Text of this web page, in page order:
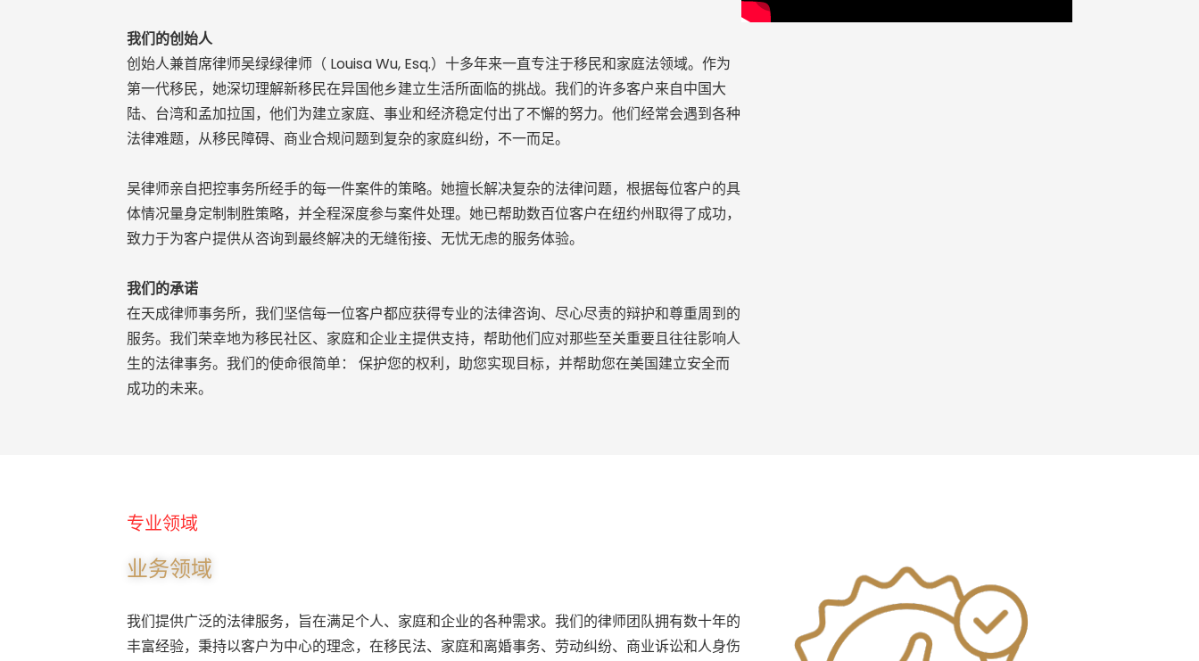
我们的创始人
创始人兼首席律师吴绿绿律师（ Louisa Wu, Esq.）十多年来一直专注于移民和家庭法领域。作为
第一代移民，她深切理解新移民在异国他乡建立生活所面临的挑战。我们的许多客户来自中国大
陆、台湾和孟加拉国，他们为建立家庭、事业和经济稳定付出了不懈的努力。他们经常会遇到各种
法律难题，从移民障碍、商业合规问题到复杂的家庭纠纷，不一而足。
吴律师亲自把控事务所经手的每一件案件的策略。她擅长解决复杂的法律问题，根据每位客户的具
体情况量身定制制胜策略，并全程深度参与案件处理。她已帮助数百位客户在纽约州取得了成功，
致力于为客户提供从咨询到最终解决的无缝衔接、无忧无虑的服务体验。
我们的承诺
在天成律师事务所，我们坚信每一位客户都应获得专业的法律咨询、尽心尽责的辩护和尊重周到的
服务。我们荣幸地为移民社区、家庭和企业主提供支持，帮助他们应对那些至关重要且往往影响人
生的法律事务。我们的使命很简单： 保护您的权利，助您实现目标，并帮助您在美国建立安全而
成功的未来。
专业领域
业务领域
我们提供广泛的法律服务，旨在满足个人、家庭和企业的各种需求。我们的律师团队拥有数十年的
丰富经验，秉持以客户为中心的理念，在移民法、家庭和离婚事务、劳动纠纷、商业诉讼和人身伤